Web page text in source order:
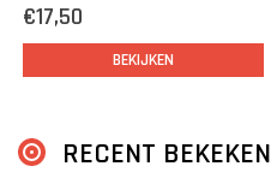
€17,50
BEKIJKEN
RECENT BEKEKEN